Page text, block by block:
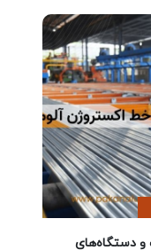
و دستگاه‌های